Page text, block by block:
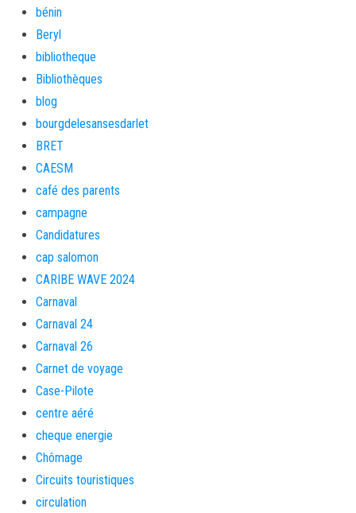
bénin
Beryl
bibliotheque
Bibliothèques
blog
bourgdelesansesdarlet
BRET
CAESM
café des parents
campagne
Candidatures
cap salomon
CARIBE WAVE 2024
Carnaval
Carnaval 24
Carnaval 26
Carnet de voyage
Case-Pilote
centre aéré
cheque energie
Chômage
Circuits touristiques
circulation